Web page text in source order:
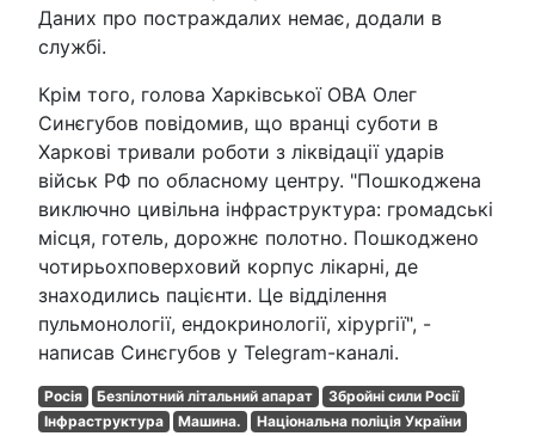
Даних про постраждалих немає, додали в
службі.
Крім того, голова Харківської ОВА Олег
Синєгубов повідомив, що вранці суботи в
Харкові тривали роботи з ліквідації ударів
військ РФ по обласному центру. "Пошкоджена
виключно цивільна інфраструктура: громадські
місця, готель, дорожнє полотно. Пошкоджено
чотирьохповерховий корпус лікарні, де
знаходились пацієнти. Це відділення
пульмонології, ендокринології, хірургії", -
написав Синєгубов у Telegram-каналі.
Росія Безпілотний літальний апарат
Збройні сили Росії
Інфраструктура
Машина.
Національна поліція України